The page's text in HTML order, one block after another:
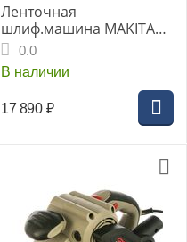
Ленточная
шлиф.машина MAKITA
9911, 650 Вт, 76х457 мм,
75-270 м/мин, 2.6 кг
0.0
В наличии
17 890 ₽